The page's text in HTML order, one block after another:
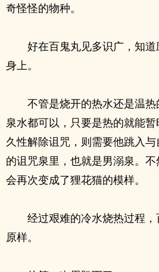
奇怪怪的物种。
好在百鬼丸见多识广，知
身上。
不管是烧开的热水还是温
泉水都可以，只要是热的就能
久性解除诅咒，则需要他跳入
的诅咒泉里，也就是男溺泉。
会再次变成了狸花猫的模样。
经过艰难的冷水烧热过程
原样。